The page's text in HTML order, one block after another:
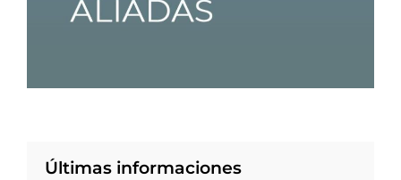
Últimas informaciones